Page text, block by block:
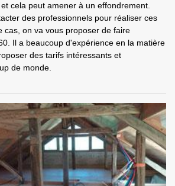
cela peut amener à un effondrement.
des professionnels pour réaliser ces
cas, on va vous proposer de faire
Il a beaucoup d'expérience en la matière
des tarifs intéressants et
de monde.